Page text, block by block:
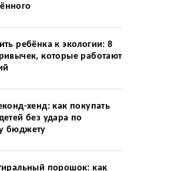
ребёнка к экологии: 8
которые работают
хенд: как покупать
без удара по
бюджету
порошок: как